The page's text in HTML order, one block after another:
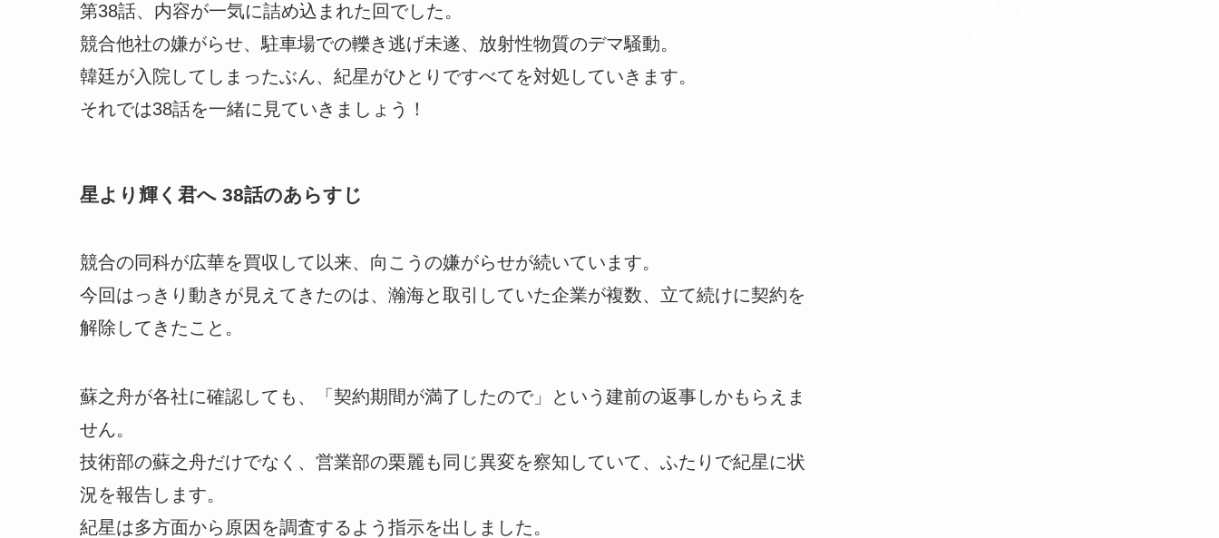
第38話、内容が一気に詰め込まれた回でした。
競合他社の嫌がらせ、駐車場での轢き逃げ未遂、放射性物質のデマ騒動。
韓廷が入院してしまったぶん、紀星がひとりですべてを対処していきます。
それでは38話を一緒に見ていきましょう！
星より輝く君へ 38話のあらすじ
競合の同科が広華を買収して以来、向こうの嫌がらせが続いています。
今回はっきり動きが見えてきたのは、瀚海と取引していた企業が複数、立て続けに契約を
解除してきたこと。
蘇之舟が各社に確認しても、「契約期間が満了したので」という建前の返事しかもらえま
せん。
技術部の蘇之舟だけでなく、営業部の栗麗も同じ異変を察知していて、ふたりで紀星に状
況を報告します。
紀星は多方面から原因を調査するよう指示を出しました。